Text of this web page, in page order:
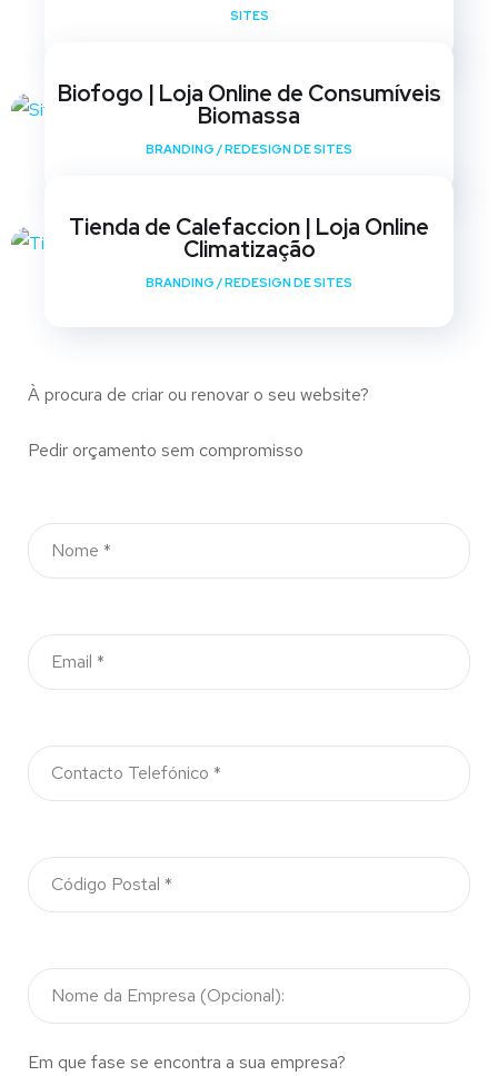
SITES
Biofogo | Loja Online de Consumíveis
Biomassa
BRANDING /REDESIGN DE SITES
Tienda de Calefaccion | Loja Online
Climatização
BRANDING /REDESIGN DE SITES
À procura de criar ou renovar o seu website?
Pedir orçamento sem compromisso
Em que fase se encontra a sua empresa?